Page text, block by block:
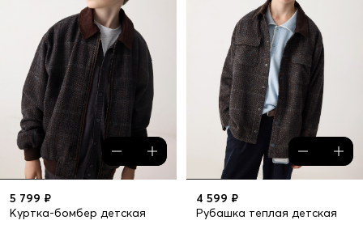
5 799 ₽
Куртка-бомбер детская
4 599 ₽
Рубашка теплая детская